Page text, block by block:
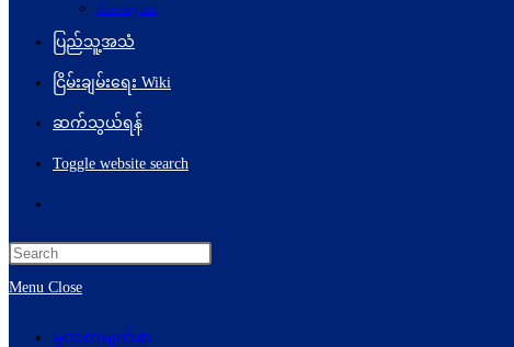
Acronyms
ပြည်သူ့အသံ
ငြိမ်းချမ်းရေး Wiki
ဆက်သွယ်ရန်
Toggle website search
Menu Close
မူလစာမျက်နှာ